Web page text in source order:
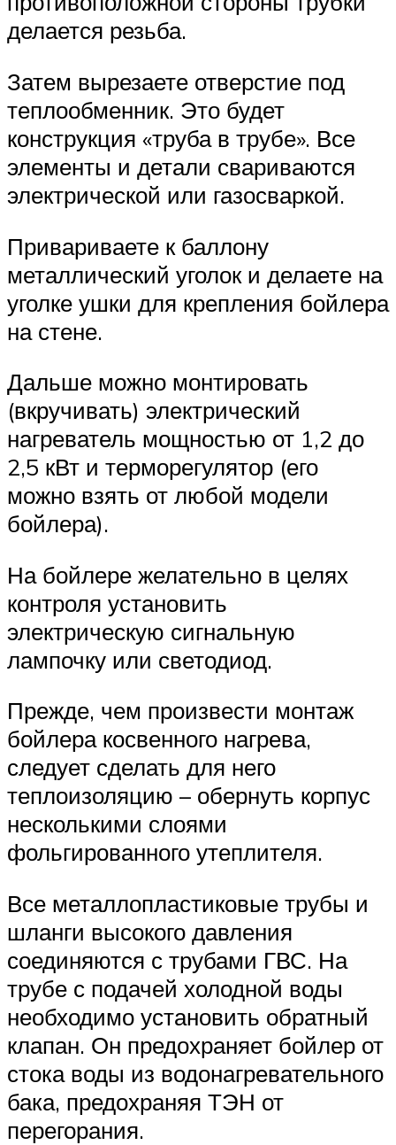
делается резьба.
Затем вырезаете отверстие под
теплообменник. Это будет
конструкция «труба в трубе». Все
элементы и детали свариваются
электрической или газосваркой.
Привариваете к баллону
металлический уголок и делаете на
уголке ушки для крепления бойлера
на стене.
Дальше можно монтировать
(вкручивать) электрический
нагреватель мощностью от 1,2 до
2,5 кВт и терморегулятор (его
можно взять от любой модели
бойлера).
На бойлере желательно в целях
контроля установить
электрическую сигнальную
лампочку или светодиод.
Прежде, чем произвести монтаж
бойлера косвенного нагрева,
следует сделать для него
теплоизоляцию – обернуть корпус
несколькими слоями
фольгированного утеплителя.
Все металлопластиковые трубы и
шланги высокого давления
соединяются с трубами ГВС. На
трубе с подачей холодной воды
необходимо установить обратный
клапан. Он предохраняет бойлер от
стока воды из водонагревательного
бака, предохраняя ТЭН от
перегорания.